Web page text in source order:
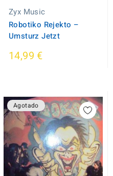
Zyx Music
Robotiko Rejekto ‎–
Umsturz Jetzt
14,99 €
Agotado